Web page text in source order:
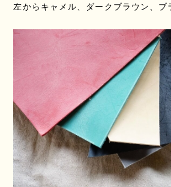
左からキャメル、ダークブラウン、ブ